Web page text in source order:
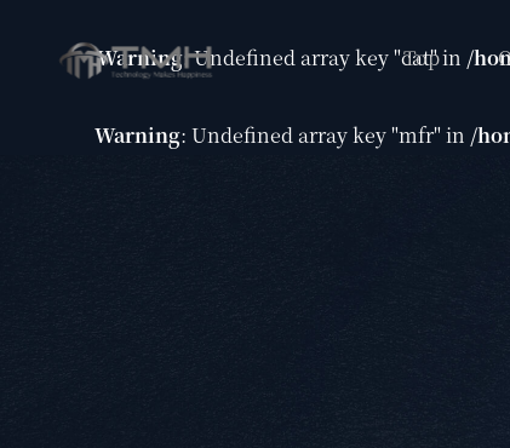
Top
Warning: Undefined array key "cat" in /
Warning: Undefined array key "mfr" in /